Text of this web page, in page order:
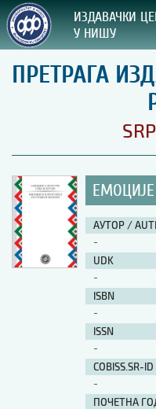
ИЗДАВАЧКИ
У НИШУ
СВА
ВРСТА
УПУТСТВА
Упутство ауторима
Упутство уредницима
Изјава о ауторству
Изјава о лектури
Изјава о коришћењу
Упутство за бирање
Уговор са аутором
ПРЕТРАГА
АУТОР /
-
UDK
-
ISBN
-
ISSN
-
COBISS.SR-ID
-
ПОЧЕТНА